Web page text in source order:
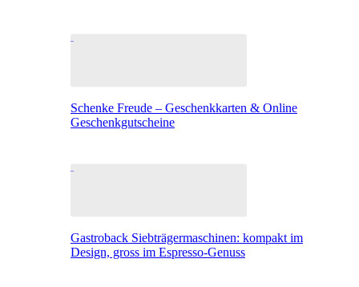
Schenke Freude – Geschenkkarten & Online
Geschenkgutscheine
Gastroback Siebträgermaschinen: kompakt im
Design, gross im Espresso-Genuss